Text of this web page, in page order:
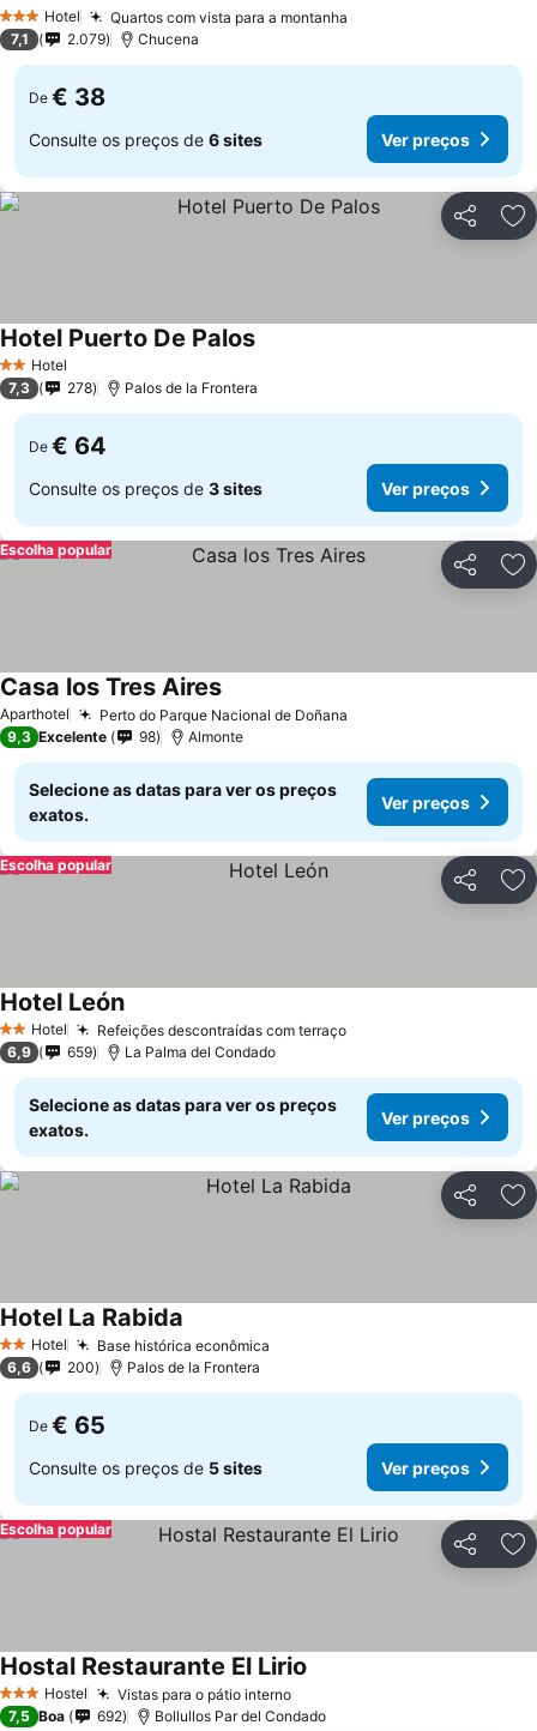
3 EstrelasHotel Quartos com vista para a montanha
7,1 2.079 Chucena
De € 38
Consulte os preços de 6 sites Ver preços
Partilhar
2 Estrelas
Hotel
Hotel Puerto De PalosVer preços
7,3 278 Palos de la Frontera
De € 64
Consulte os preços de 3 sites Ver preços
Partilhar
Escolha popular
Aparthotel Perto do Parque Nacional de Doñana
Casa los Tres AiresVer preços
9,3 Excelente 98 Almonte
Selecione as datas para ver os preços
exatos.
Ver preços
Partilhar
Escolha popular
2 Estrelas
Hotel Refeições descontraídas com terraçoVer preços
Hotel LeónVer preços
6,9 659 La Palma del Condado
Selecione as datas para ver os preços
exatos.
Ver preços
Partilhar
2 Estrelas
Hotel Base histórica econômica
Hotel La Rabida
6,6 200 Palos de la Frontera
De € 65
Consulte os preços de 5 sites Ver preços
Partilhar
Escolha popular
3 EstrelasHostel Vistas para o pátio internoVer preços
Hostal Restaurante El Lirio
7,5 Boa 692 Bollullos Par del Condado